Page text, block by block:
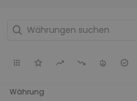
Währung